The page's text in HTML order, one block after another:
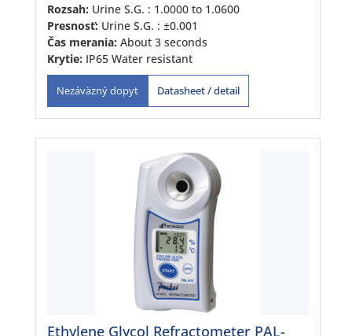
Rozsah: Urine S.G. : 1.0000 to 1.0600
Presnosť: Urine S.G. : ±0.001
Čas merania: About 3 seconds
Krytie: IP65 Water resistant
Nezáväzný dopyt Datasheet / detail
Ethylene Glycol Refractometer PAL-